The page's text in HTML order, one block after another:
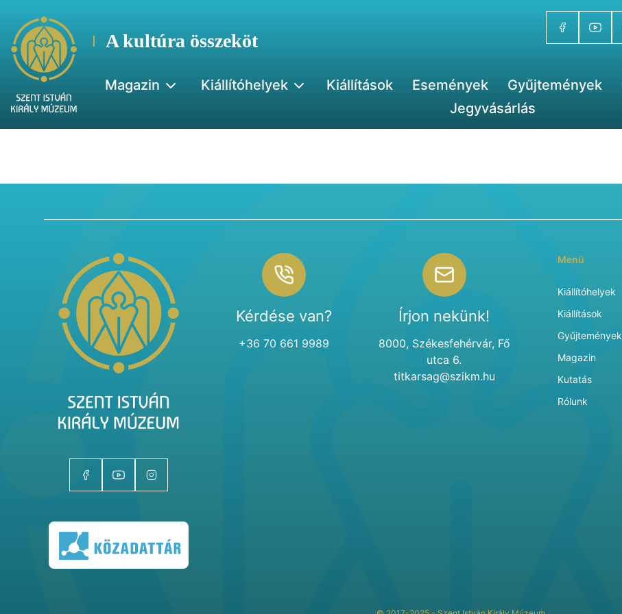
A kultúra összeköt
Magazin Kiállítóhelyek Kiállítások Események Gyűjtemények
Jegyvásárlás
Kérdése van?
+36 70 661 9989
Írjon nekünk!
8000, Székesfehérvár, Fő
utca 6.
titkarsag@szikm.hu
Menü
Kiállítóhelyek
Kiállítások
Gyűjtemények
Magazin
Kutatás
Rólunk